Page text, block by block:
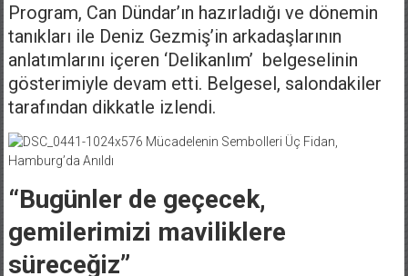
Program, Can Dündar’ın hazırladığı ve dönemin
tanıkları ile Deniz Gezmiş’in arkadaşlarının
anlatımlarını içeren ‘Delikanlım’ belgeselinin
gösterimiyle devam etti. Belgesel, salondakiler
tarafından dikkatle izlendi.
“Bugünler de geçecek,
gemilerimizi maviliklere
süreceğiz”